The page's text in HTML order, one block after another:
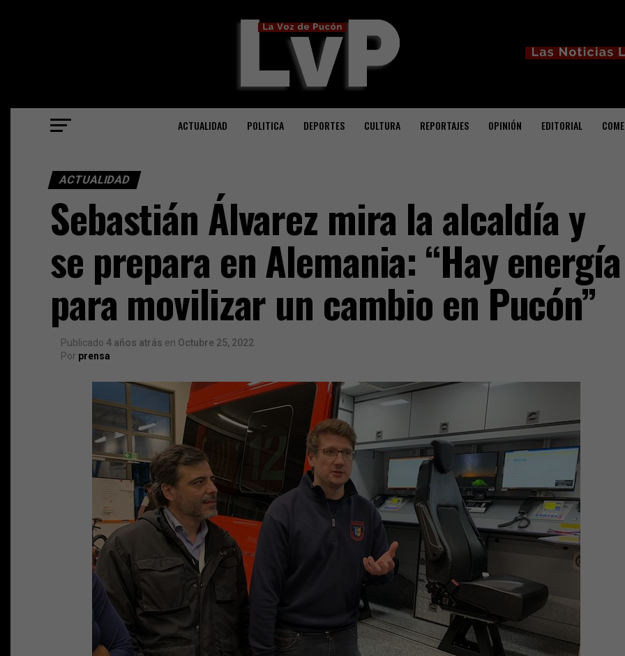
ACTUALIDAD POLITICA DEPORTES CULTURA REPORTAJES OPINIÓN EDITORIAL
ACTUALIDAD
Sebastián Álvarez mira la alcaldía y
se prepara en Alemania: “Hay energía
para movilizar un cambio en Pucón”
Publicado 4 años atrás en Octubre 25, 2022
Por prensa